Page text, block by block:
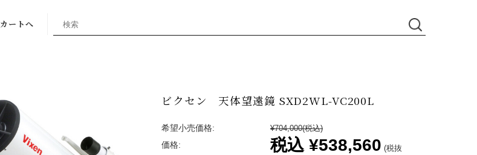
カートへ
ビクセン 天体望遠鏡 SXD2WL-VC200L
希望小売価格: ¥704,000(税込)
価格:
税込 ¥538,560 (税抜